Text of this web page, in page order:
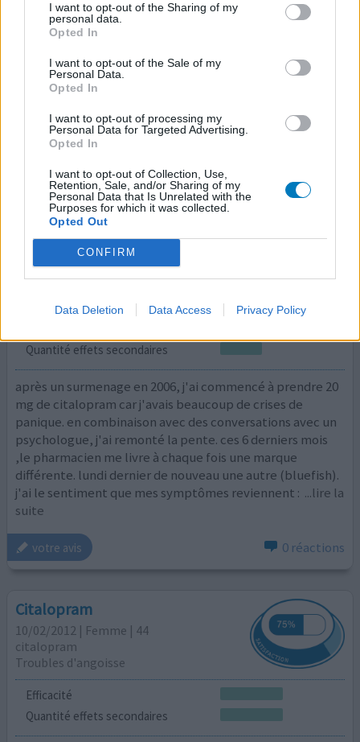
I want to opt-out of the Sharing of my
personal data.
Opted In
I want to opt-out of the Sale of my
Personal Data.
Opted In
I want to opt-out of processing my
Personal Data for Targeted Advertising.
Opted In
I want to opt-out of Collection, Use,
Retention, Sale, and/or Sharing of my
Personal Data that Is Unrelated with the
Purposes for which it was collected.
Opted Out
CONFIRM
Data Deletion Data Access Privacy Policy
Je me souviens avoir mis entre 15 jours et 3 semaines
pour m'habituer au médicament et ne plus sentir les
effets secondaires (qques nausées...). Cela faisait
quelques années que je le prenais, lorsqu'il y a un plus
d'un mois, deux peut-être, mon psychiatre m'a demandé
mes angoisses sont revenues ! Je viens de passé à...lire la
votre avis 0 réactions
Citalopram
16/02/2012 | Femme | 45
citalopram
Quantité effets secondaires
après un surmenage en 2006, j'ai commencé à prendre 20
mg de citalopram car j'avais beaucoup de crises de
panique. en combinaison avec des conversations avec un
psychologue, j'ai remonté la pente. ces 6 derniers mois
,le pharmacien me livre à chaque fois une marque
différente. lundi dernier de nouveau une autre (bluefish).
j'ai le sentiment que mes symptômes reviennent : ...lire la
suite
votre avis 0 réactions
Citalopram
10/02/2012 | Femme | 44
citalopram
Troubles d'angoisse
Efficacité
Quantité effets secondaires